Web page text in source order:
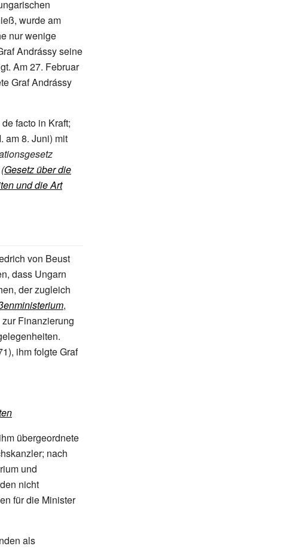
wurde am
nur wenige
Andrássy seine
Am 27. Februar
Graf Andrássy
facto in Kraft;
am 8. Juni) mit
(Gesetz über die
und die Art
von Beust
dass Ungarn
der zugleich
,
Finanzierung
ihm folgte Graf
übergeordnete
nach
und
nicht
für die Minister
als